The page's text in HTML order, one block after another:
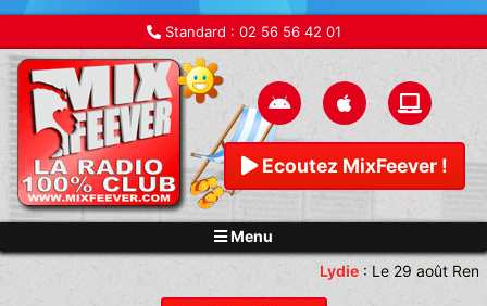
Standard : 02 56 56 42 01
Ecoutez MixFeever !
Menu
Lydie:Le 29 août